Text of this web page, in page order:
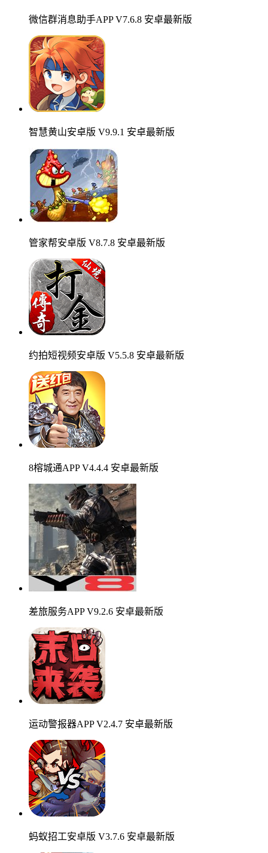
微信群消息助手APP V7.6.8 安卓最新版
智慧黄山安卓版 V9.9.1 安卓最新版
管家帮安卓版 V8.7.8 安卓最新版
约拍短视频安卓版 V5.5.8 安卓最新版
8榕城通APP V4.4.4 安卓最新版
差旅服务APP V9.2.6 安卓最新版
运动警报器APP V2.4.7 安卓最新版
蚂蚁招工安卓版 V3.7.6 安卓最新版